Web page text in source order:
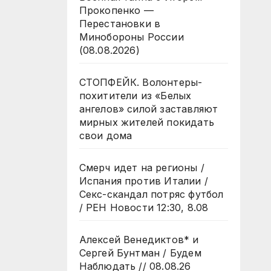
Прокопенко —
Перестановки в
Минобороны России
(08.08.2026)
СТОПФЕЙК. Волонтеры-
похитители из «Белых
ангелов» силой заставляют
мирных жителей покидать
свои дома
Смерч идет на регионы /
Испания против Италии /
Секс-скандал потряс футбол
/ РЕН Новости 12:30, 8.08
Алексей Венедиктов* и
Сергей Бунтман / Будем
Наблюдать // 08.08.26